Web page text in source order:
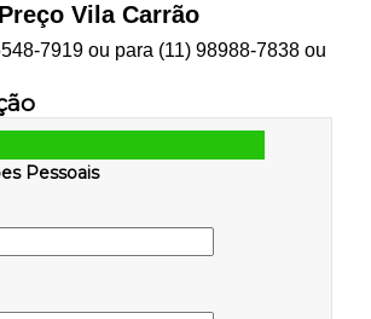
Vila Carrão
7919ou para (11) 98988-7838ou
Pessoais